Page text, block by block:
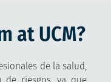
at UCM?
de la salud,